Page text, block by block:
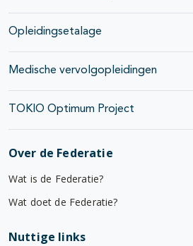
Opleidingsetalage
Medische vervolgopleidingen
TOKIO Optimum Project
Over de Federatie
Wat is de Federatie?
Wat doet de Federatie?
Nuttige links